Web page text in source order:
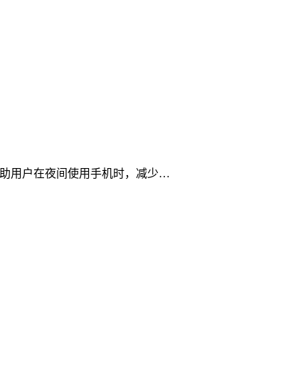
用户在夜间使用手机时，减少…